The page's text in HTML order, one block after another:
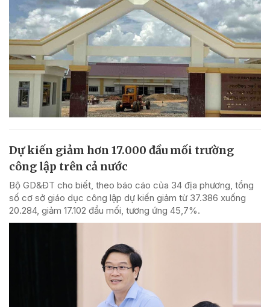
Dự kiến giảm hơn 17.000 đầu mối trường
công lập trên cả nước
Bộ GD&ĐT cho biết, theo báo cáo của 34 địa phương, tổng
số cơ sở giáo dục công lập dự kiến giảm từ 37.386 xuống
20.284, giảm 17.102 đầu mối, tương ứng 45,7%.